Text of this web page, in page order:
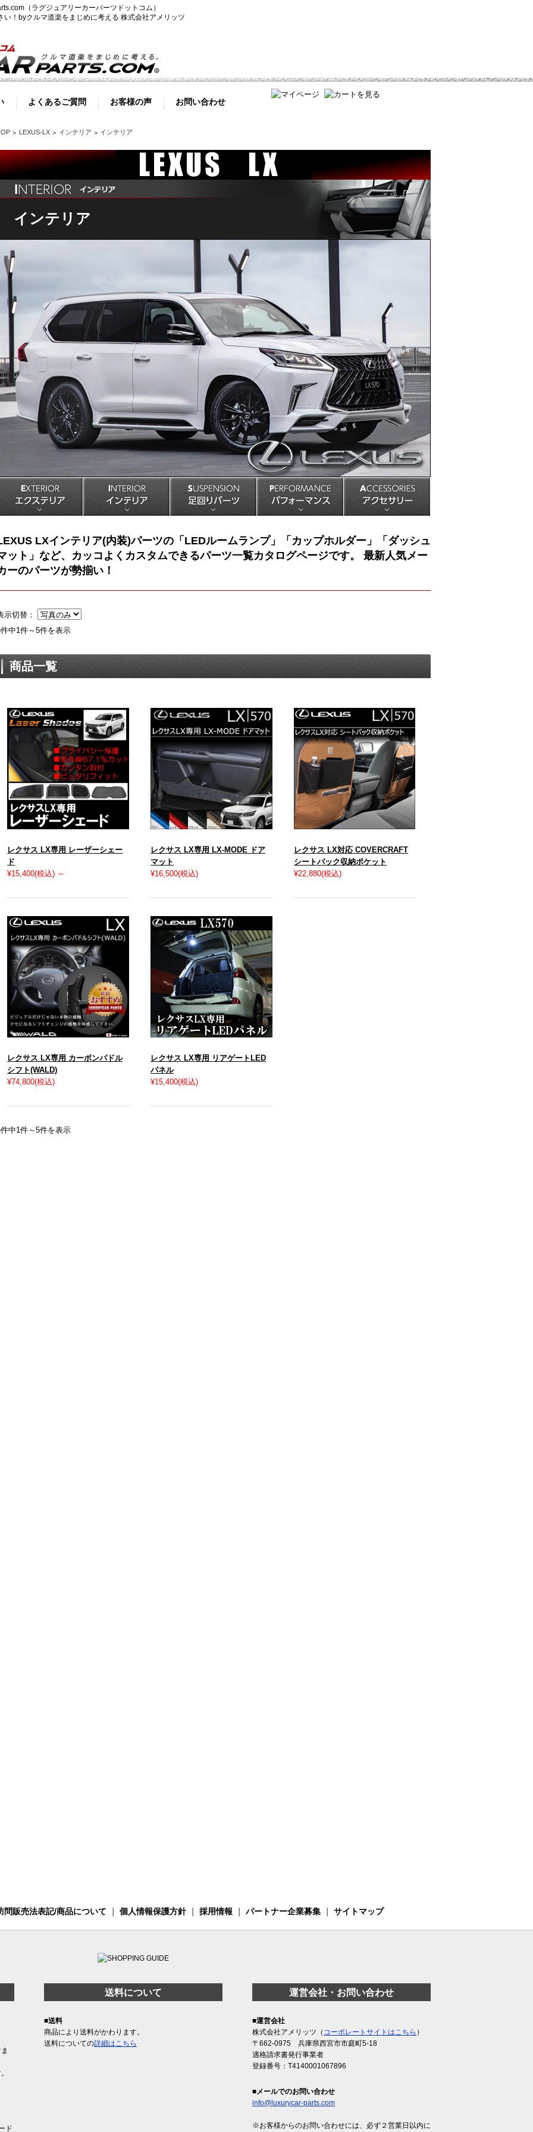
（ラグジュアリーカーパーツドットコム）
！byクルマ道楽をまじめに考える 株式会社アメリッツ
よくあるご質問 お客様の声 お問い合わせ
LEXUS-LX インテリア インテリア
インテリア
EXTERIOR エクステリアINTERIOR インテリア SUSPENSION 足回りパーツPERFORMANCE パフォーマンス
LXインテリア(内装)パーツの「LEDルームランプ」「カップホルダー」「ダッシュ
ット」など、カッコよくカスタムできるパーツ一覧カタログページです。 最新人気メー
ーのパーツが勢揃い！
示切替：
中1件～5件を表示
商品一覧
レクサス LX専用 レーザーシェー
ド
¥15,400(税込) ～
レクサス LX専用 LX-MODE ドア
マット
¥16,500(税込)
レクサス LX対応 COVERCRAFT
シートバック収納ポケット
¥22,880(税込)
レクサス LX専用 カーボンパドル
シフト(WALD)
¥74,800(税込)
レクサス LX専用 リアゲートLED
パネル
¥15,400(税込)
中1件～5件を表示
問販売法表記/商品について 個人情報保護方針｜ 採用情報 パートナー企業募集 サイトマップ
ド
送料について
■送料
商品により送料がかわります。
送料についての詳細はこちら
運営会社・お問い合わせ
■運営会社
株式会社アメリッツ（ コーポレートサイトはこちら ）
〒662-0975 兵庫県西宮市市庭町5-18
適格請求書発行事業者
登録番号：T4140001067896
■メールでのお問い合わせ
info@luxurycar-parts.com
※お客様からのお問い合わせには、必ず２営業日以内に